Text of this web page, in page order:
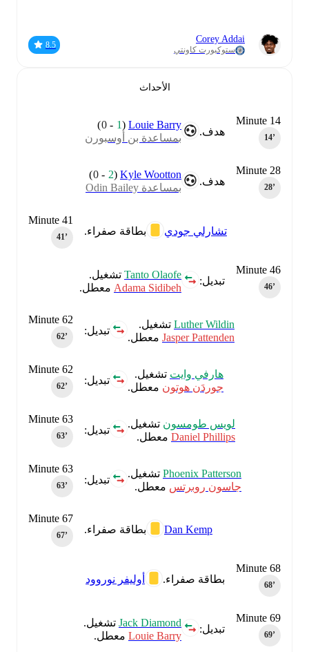
Corey Addai
ستوكبورت كاونتي
الأحداث
هدف.
Louie Barry
(
1
-
0
)
بمساعدة بن أوسبورن
Minute 14
هدف.
Kyle Wootton
(
2
-
0
)
بمساعدة Odin Bailey
Minute 28
Minute 41
بطاقة صفراء. تشارلي جودي
تبديل:
Tanto Olaofeتشغيل.
Adama Sidibehمعطل.
Minute 46
Minute 62
تبديل:
Luther Wildinتشغيل.
Jasper Pattendenمعطل.
Minute 62
تبديل:
هارفي وايت تشغيل.
جوردَن هوتونمعطل.
Minute 63
تبديل:
لويس طومسونتشغيل.
Daniel Phillipsمعطل.
Minute 63
تبديل:
Phoenix Pattersonتشغيل.
جاسون روبرتس معطل.
Minute 67
بطاقة صفراء. Dan Kemp
بطاقة صفراء. أوليفر نوروود
Minute 68
تبديل:
Jack Diamondتشغيل.
Louie Barryمعطل.
Minute 69